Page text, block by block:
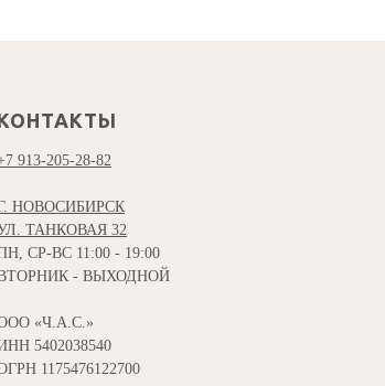
913-205-28-82
НОВОСИБИРСК
ТАНКОВАЯ 32
СР-ВС 11:00 - 19:00
- ВЫХОДНОЙ
«Ч.А.С.»
5402038540
1175476122700